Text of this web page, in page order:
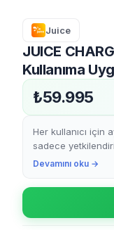
Juice
JUICE
Kullanıma
₺59.995
Her kullanıcı için
sadece
kullanabilir.
Devamını oku →